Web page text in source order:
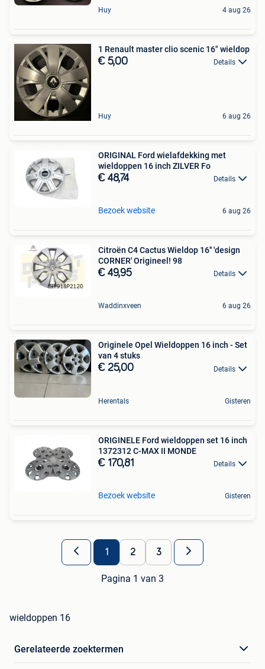
Huy 4 aug 26
1 Renault master clio scenic 16" wieldop
€ 5,00 Details
Huy 6 aug 26
ORIGINAL Ford wielafdekking met
wieldoppen 16 inch ZILVER Fo
€ 48,74 Details
Bezoek website 6 aug 26
Citroën C4 Cactus Wieldop 16'' 'design
CORNER' Origineel! 98
€ 49,95 Details
Waddinxveen 6 aug 26
Originele Opel Wieldoppen 16 inch - Set
van 4 stuks
€ 25,00 Details
Herentals Gisteren
ORIGINELE Ford wieldoppen set 16 inch
1372312 C-MAX II MONDE
€ 170,81 Details
Bezoek website Gisteren
1 2 3
Pagina 1 van 3
wieldoppen 16
Gerelateerde zoektermen